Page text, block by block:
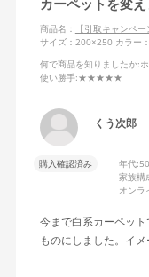
商品名：
【引取キャンペ
サイズ：200×250 カラー
何で商品を知りましたか:
使い勝手:★★★★★
くう次郎
購入確認済み 年代:
家族構
オンラ
今まで白系カーペッ
ものにしました。イ